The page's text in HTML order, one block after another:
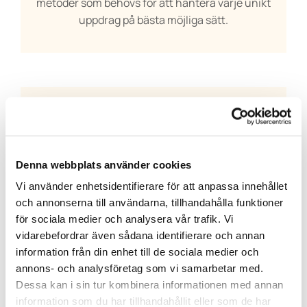
Denna webbplats använder cookies
Vi använder enhetsidentifierare för att anpassa innehållet
och annonserna till användarna, tillhandahålla funktioner
för sociala medier och analysera vår trafik. Vi
vidarebefordrar även sådana identifierare och annan
information från din enhet till de sociala medier och
annons- och analysföretag som vi samarbetar med.
Dessa kan i sin tur kombinera informationen med annan
information som du har tillhandahållit eller som de har
uppdrag på bästa möjliga sätt.
Trädfällning inför byggarbete
Förutom att hjälpa privatpersoner erbjuder vi
Oavsett om det gäller glesbefolkade
landsbygdsområden eller tätorter med högre
risker på grund av närliggande byggnader och
infrastruktur, är vi redo att bistå dig. Genom att
avlägsna träden förbereder vi marken för de nya
projekt som företag eller kommunen vill
investera i.